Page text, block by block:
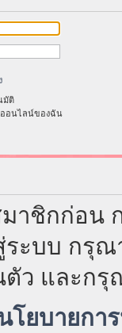
มัติ
อนไลน์ของฉัน
ชิกก่อน
บบ กรุณ
ว และก
โยบายกา